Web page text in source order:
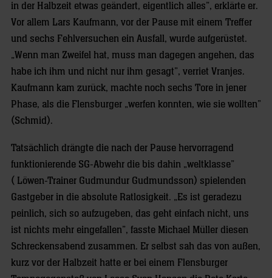
in der Halbzeit etwas geändert, eigentlich alles”, erklärte er.
Vor allem Lars Kaufmann, vor der Pause mit einem Treffer
und sechs Fehlversuchen ein Ausfall, wurde aufgerüstet.
„Wenn man Zweifel hat, muss man dagegen angehen, das
habe ich ihm und nicht nur ihm gesagt”, verriet Vranjes.
Kaufmann kam zurück, machte noch sechs Tore in jener
Phase, als die Flensburger „werfen konnten, wie sie wollten”
(Schmid).
Tatsächlich drängte die nach der Pause hervorragend
funktionierende SG-Abwehr die bis dahin „weltklasse”
( Löwen-Trainer Gudmundur Gudmundsson) spielenden
Gastgeber in die absolute Ratlosigkeit. „Es ist geradezu
peinlich, sich so aufzugeben, das geht einfach nicht, uns
ist nichts mehr eingefallen”, fasste Michael Müller diesen
Schreckensabend zusammen. Er selbst sah das von außen,
kurz vor der Halbzeit hatte er bei einem Flensburger